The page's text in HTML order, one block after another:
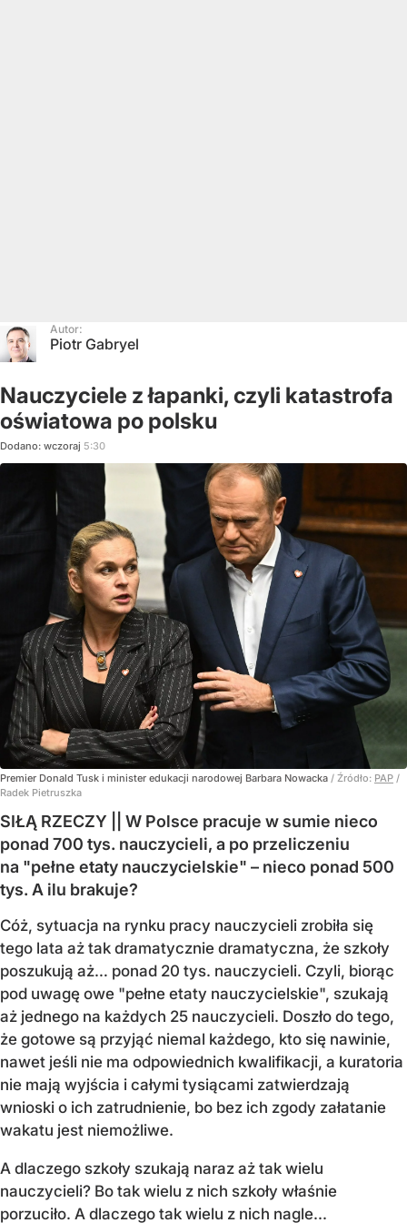
Autor:
Piotr Gabryel
Nauczyciele z łapanki, czyli katastrofa
oświatowa po polsku
Dodano: wczoraj 5:30
Premier Donald Tusk i minister edukacji narodowej Barbara Nowacka / Źródło: PAP /
Radek Pietruszka
SIŁĄ RZECZY || W Polsce pracuje w sumie nieco
ponad 700 tys. nauczycieli, a po przeliczeniu
na "pełne etaty nauczycielskie" – nieco ponad 500
tys. A ilu brakuje?
Cóż, sytuacja na rynku pracy nauczycieli zrobiła się
tego lata aż tak dramatycznie dramatyczna, że szkoły
poszukują aż… ponad 20 tys. nauczycieli. Czyli, biorąc
pod uwagę owe "pełne etaty nauczycielskie", szukają
aż jednego na każdych 25 nauczycieli. Doszło do tego,
że gotowe są przyjąć niemal każdego, kto się nawinie,
nawet jeśli nie ma odpowiednich kwalifikacji, a kuratoria
nie mają wyjścia i całymi tysiącami zatwierdzają
wnioski o ich zatrudnienie, bo bez ich zgody załatanie
wakatu jest niemożliwe.
A dlaczego szkoły szukają naraz aż tak wielu
nauczycieli? Bo tak wielu z nich szkoły właśnie
porzuciło. A dlaczego tak wielu z nich nagle...